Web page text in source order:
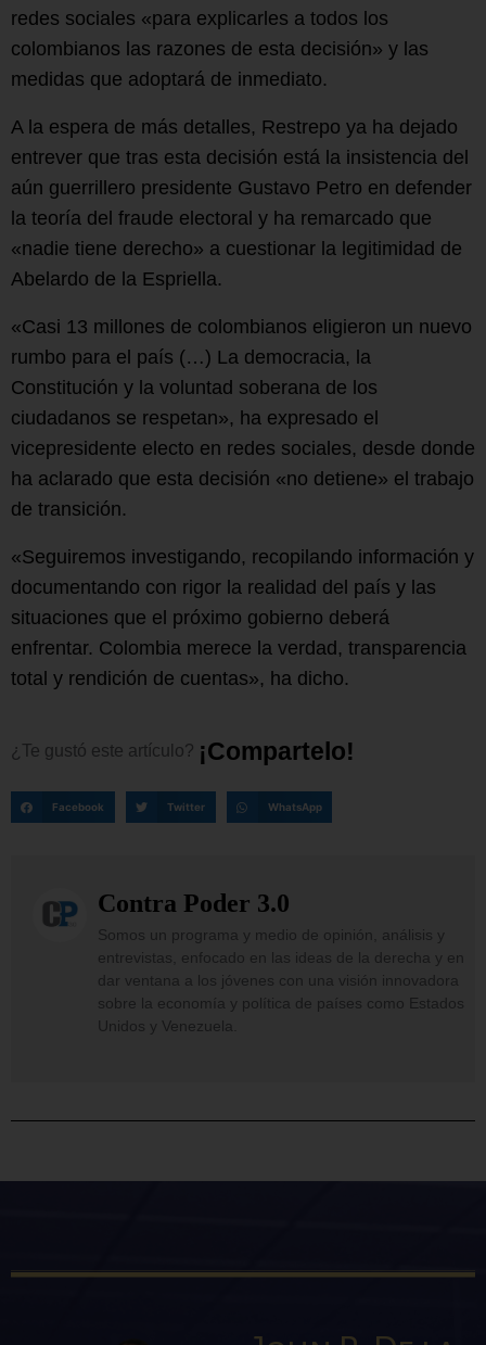
redes sociales «para explicarles a todos los
colombianos las razones de esta decisión» y las
medidas que adoptará de inmediato.
A la espera de más detalles, Restrepo ya ha dejado
entrever que tras esta decisión está la insistencia del
aún guerrillero presidente Gustavo Petro en defender
la teoría del fraude electoral y ha remarcado que
«nadie tiene derecho» a cuestionar la legitimidad de
Abelardo de la Espriella.
«Casi 13 millones de colombianos eligieron un nuevo
rumbo para el país (…) La democracia, la
Constitución y la voluntad soberana de los
ciudadanos se respetan», ha expresado el
vicepresidente electo en redes sociales, desde donde
ha aclarado que esta decisión «no detiene» el trabajo
de transición.
«Seguiremos investigando, recopilando información y
documentando con rigor la realidad del país y las
situaciones que el próximo gobierno deberá
enfrentar. Colombia merece la verdad, transparencia
total y rendición de cuentas», ha dicho.
¿Te gustó este artículo? ¡Compartelo!
Facebook Twitter WhatsApp
Contra Poder 3.0
Somos un programa y medio de opinión, análisis y
entrevistas, enfocado en las ideas de la derecha y en
dar ventana a los jóvenes con una visión innovadora
sobre la economía y política de países como Estados
Unidos y Venezuela.